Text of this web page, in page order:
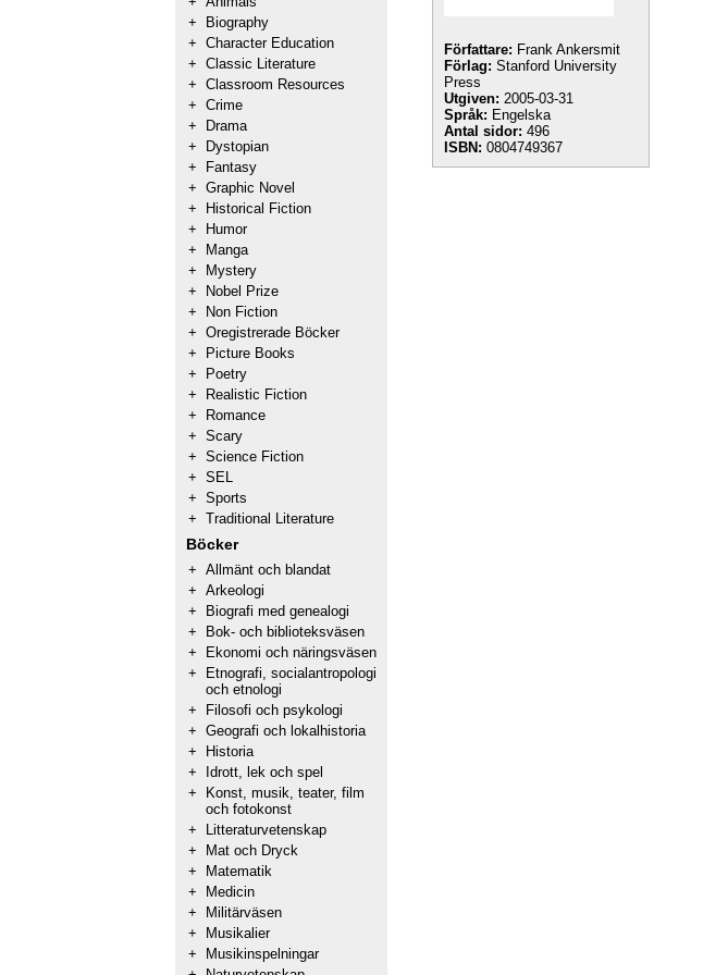
+
Biography
+ Character Education
+ Classic Literature
+ Classroom Resources
+ Crime
+
Drama
+
Dystopian
+
Fantasy
+ Graphic Novel
+
Historical Fiction
+
Humor
+
Manga
+
Mystery
+
Nobel Prize
+
Non Fiction
+ Oregistrerade Böcker
+
Picture Books
+
Poetry
+
Realistic Fiction
+
Romance
+ Scary
+ Science Fiction
+ SEL
+ Sports
+ Traditional Literature
Böcker
+ Allmänt och blandat
+ Arkeologi
+
Biografi med genealogi
+
Bok- och biblioteksväsen
+
Ekonomi och näringsväsen
+
Etnografi, socialantropologi
och etnologi
+
Filosofi och psykologi
+ Geografi och lokalhistoria
+
Historia
+
Idrott, lek och spel
+
Konst, musik, teater, film
och fotokonst
+
Litteraturvetenskap
+
Mat och Dryck
+
Matematik
+
Medicin
+
Militärväsen
+
Musikalier
+
Musikinspelningar
Författare: Frank Ankersmit
Förlag: Stanford University
Press
Utgiven: 2005-03-31
Språk: Engelska
Antal sidor: 496
ISBN: 0804749367